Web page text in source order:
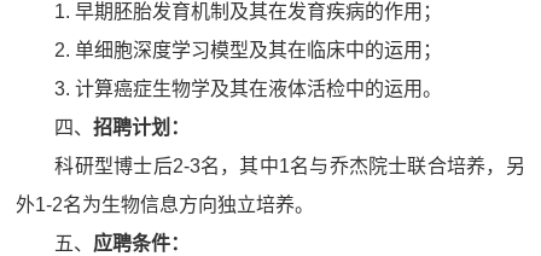
1. 早期胚胎发育机制及其在发育疾病的作用；
2. 单细胞深度学习模型及其在临床中的运用；
3. 计算癌症生物学及其在液体活检中的运用。
四、招聘计划：
科研型博士后2-3名，其中1名与乔杰院士联合培养，另
外1-2名为生物信息方向独立培养。
五、 应聘条件：